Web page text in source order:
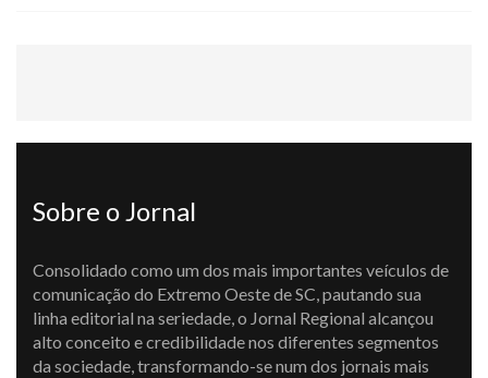
Sobre o Jornal
Consolidado como um dos mais importantes veículos de
comunicação do Extremo Oeste de SC, pautando sua
linha editorial na seriedade, o Jornal Regional alcançou
alto conceito e credibilidade nos diferentes segmentos
da sociedade, transformando-se num dos jornais mais